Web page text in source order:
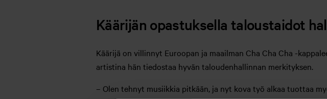
Käärijän opastuksella taloustaidot
Käärijä on villinnyt Euroopan ja maailman Cha Cha Cha -
artistina hän tiedostaa hyvän taloudenhallinnan merkityksen.
– Olen tehnyt musiikkia pitkään, ja nyt kova työ alkaa tuottaa